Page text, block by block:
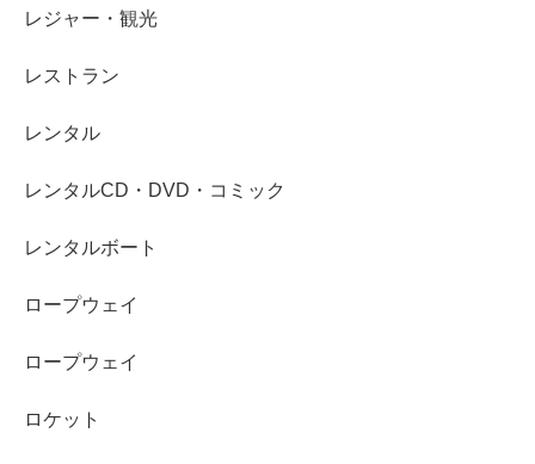
レジャー・観光
レストラン
レンタル
レンタルCD・DVD・コミック
レンタルボート
ロープウェイ
ロープウェイ
ロケット